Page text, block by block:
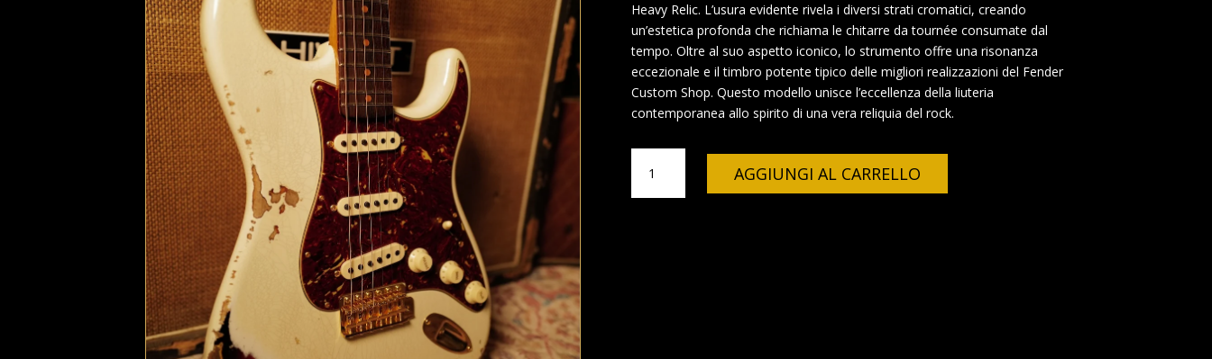
Heavy Relic. L’usura evidente rivela i diversi strati cromatici, creando
un’estetica profonda che richiama le chitarre da tournée consumate dal
tempo. Oltre al suo aspetto iconico, lo strumento offre una risonanza
eccezionale e il timbro potente tipico delle migliori realizzazioni del Fender
Custom Shop. Questo modello unisce l’eccellenza della liuteria
contemporanea allo spirito di una vera reliquia del rock.
Stratocaster
Custom
AGGIUNGI AL CARRELLO